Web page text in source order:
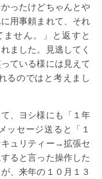
ったけどちゃんとや
用事頼まれて、それ
せん。」と返すと
ました。見逃してく
ている様には見えて
るのではと考えまし
、ヨシ様にも「１年
ッセージ送ると「１
ュリティー→拡張セ
ると言った操作した
、来年の１０月１３